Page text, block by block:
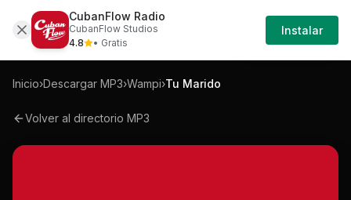
Mp3 Wampi-tu-marido-mp3
Iniciar
Sesión
Inicio›Descargar MP3›Wampi›Tu Marido
Volver al directorio MP3
CubanFlow Radio
CubanFlow Studios
4.8
• Gratis
Instalar